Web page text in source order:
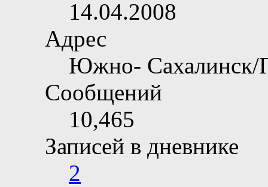
14.04.2008
Адрес
Южно- Сахалинск/
Сообщений
10,465
Записей в дневнике
2